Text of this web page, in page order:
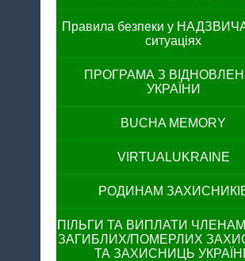
Правила безпеки у
ситуаціях
ПРОГРАМА З
УКРАЇНИ
BUCHA MEMORY
VIRTUALUKRAINE
РОДИНАМ
ПІЛЬГИ ТА ВИПЛАТИ
ЗАГИБЛИХ/ПОМЕРЛИХ
ТА ЗАХИСНИЦЬ